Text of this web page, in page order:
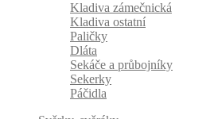
Kladiva zámečnická
Kladiva ostatní
Paličky
Dláta
Sekáče a průbojníky
Sekerky
Páčidla